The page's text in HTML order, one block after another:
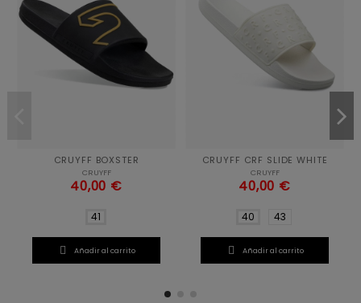
CRUYFF BOXSTER
CRUYFF
40,00 €
41
 Añadir al carrito
CRUYFF CRF SLIDE WHITE
CRUYFF
40,00 €
40 43
 Añadir al carrito